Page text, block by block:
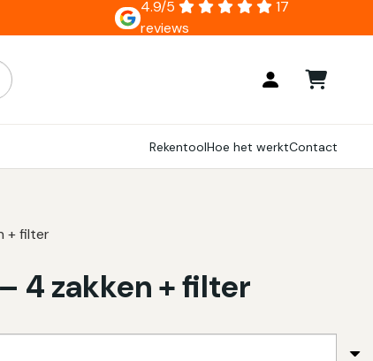
4.9/5
17
reviews
de pijlen om omhoog en omlaag te gaan
RekentoolHoe het werktContact
+ filter
4 zakken + filter